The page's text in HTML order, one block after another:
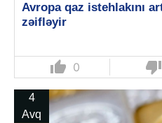
Avropa qaz istehlakını
zəifləyir
thumb_up 0 thumb_down
4
Avq